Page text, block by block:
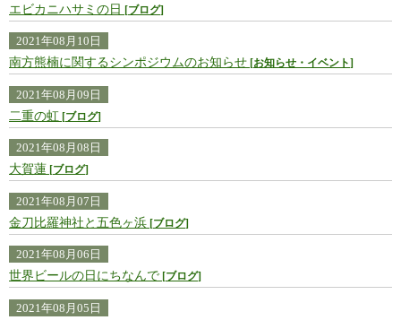
エビカニハサミの日 ブログ
2021年08月10日
南方熊楠に関するシンポジウムのお知らせ お知らせ・イベント
2021年08月09日
二重の虹 ブログ
2021年08月08日
大賀蓮 ブログ
2021年08月07日
金刀比羅神社と五色ヶ浜 ブログ
2021年08月06日
世界ビールの日にちなんで ブログ
2021年08月05日